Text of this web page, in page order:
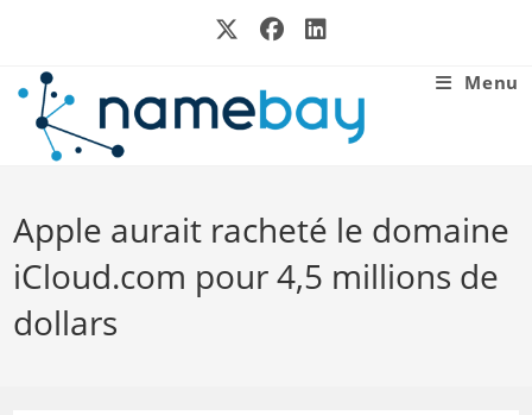
Menu
Apple aurait racheté le domaine
iCloud.com pour 4,5 millions de
dollars